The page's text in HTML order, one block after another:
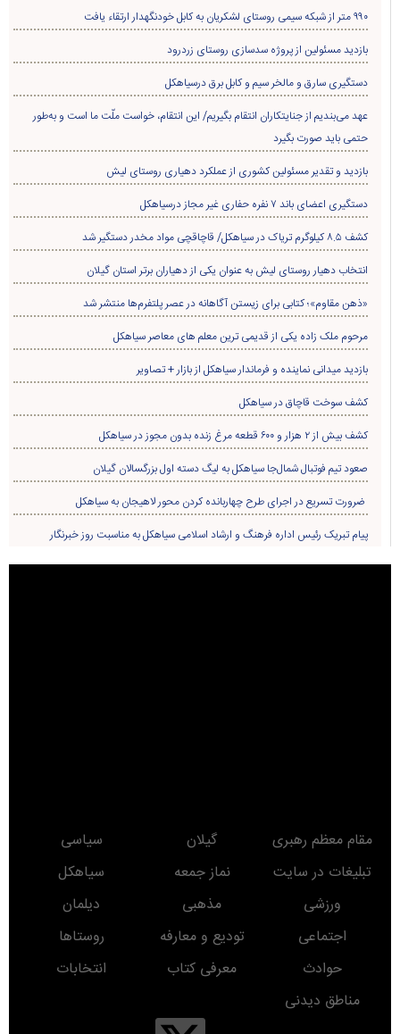
۹۹۰ متر از شبکه سیمی روستای لشکریان به کابل خودنگهدار ارتقاء یافت
بازدید مسئولین از پروژه سدسازی روستای زردرود
دستگیری سارق و مالخر سیم و کابل برق درسیاهکل
عهد می‌بندیم از جنایتکاران انتقام بگیریم/ این انتقام، خواست ملّت ما است و به‌طور
حتمی باید صورت بگیرد
بازدید و تقدیر مسئولین کشوری از عملکرد دهیاری روستای لیش
دستگیری اعضای باند ۷ نفره حفاری غير مجاز درسیاهکل
کشف ۸.۵ کیلوگرم تریاک در سیاهکل/ قاچاقچی مواد مخدر دستگیر شد
انتخاب دهیار روستای لیش به عنوان یکی از دهیاران برتر استان گیلان
«ذهن مقاوم»؛ کتابی برای زیستن آگاهانه در عصر پلتفرم‌ها منتشر شد
مرحوم ملک زاده یکی از قدیمی ترین معلم های معاصر سیاهکل
بازدید میدانی نماینده و فرماندار سیاهکل از بازار + تصاویر
کشف سوخت قاچاق در سياهکل
کشف بیش از ۲ هزار و ۶۰۰ قطعه مرغ زنده بدون مجوز در سیاهکل
صعود تیم فوتبال شمال‌جا‌ سیاهکل به لیگ دسته اول بزرگسالان گیلان
ضرورت تسریع در اجرای طرح چهاربانده کردن محور لاهیجان به سیاهکل
پیام تبریک رئیس اداره فرهنگ و ارشاد اسلامی سیاهکل به مناسبت روز خبرنگار
مقام معظم رهبری گیلان
سیاسی
تبلیغات در سایت
نماز جمعه
سیاهکل
ورزشی
مذهبی
دیلمان
اجتماعی
تودیع و معارفه
روستاها
حوادث
معرفی کتاب
انتخابات
مناطق دیدنی